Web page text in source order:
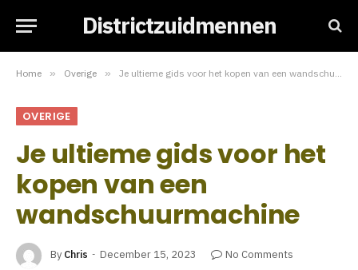
Districtzuidmennen
Home » Overige » Je ultieme gids voor het kopen van een wandschuurmachine
OVERIGE
Je ultieme gids voor het
kopen van een
wandschuurmachine
By Chris December 15, 2023
No Comments